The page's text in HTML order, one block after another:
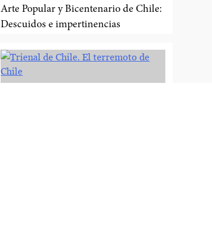
Arte Popular y Bicentenario de Chile:
Descuidos e impertinencias